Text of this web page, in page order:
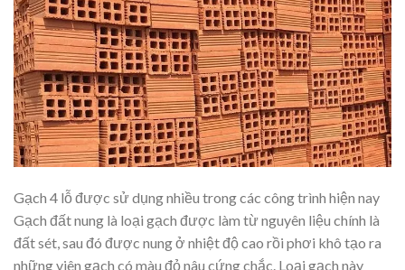
Gạch 4 lỗ được sử dụng nhiều trong các công trình hiện nay
Gạch đất nung là loại gạch được làm từ nguyên liệu chính là
đất sét, sau đó được nung ở nhiệt độ cao rồi phơi khô tạo ra
những viên gạch có màu đỏ nâu cứng chắc. Loại gạch này